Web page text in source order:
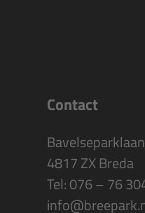
Contact
4817 ZX Breda
Tel:076 – 76